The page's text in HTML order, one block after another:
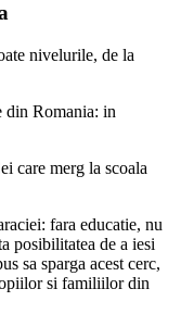
nivelurile, de la
din Romania: in
care merg la scoala
fara educatie, nu
posibilitatea de a iesi
sa sparga acest cerc,
si familiilor din